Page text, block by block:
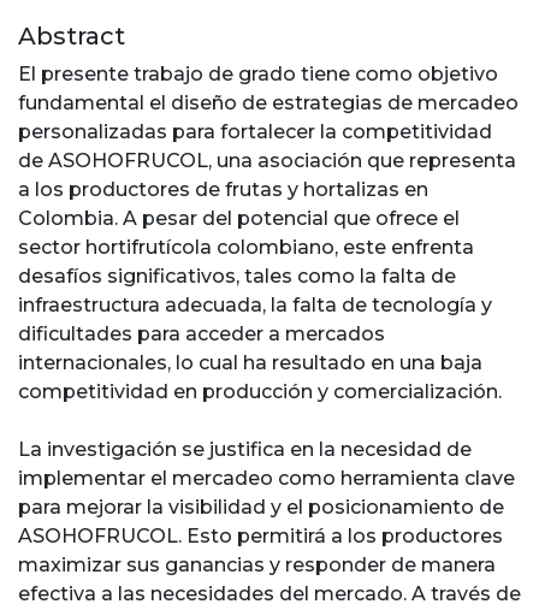
Abstract
El presente trabajo de grado tiene como objetivo
fundamental el diseño de estrategias de mercadeo
personalizadas para fortalecer la competitividad
de ASOHOFRUCOL, una asociación que representa
a los productores de frutas y hortalizas en
Colombia. A pesar del potencial que ofrece el
sector hortifrutícola colombiano, este enfrenta
desafíos significativos, tales como la falta de
infraestructura adecuada, la falta de tecnología y
dificultades para acceder a mercados
internacionales, lo cual ha resultado en una baja
competitividad en producción y comercialización.
La investigación se justifica en la necesidad de
implementar el mercadeo como herramienta clave
para mejorar la visibilidad y el posicionamiento de
ASOHOFRUCOL. Esto permitirá a los productores
maximizar sus ganancias y responder de manera
efectiva a las necesidades del mercado. A través de